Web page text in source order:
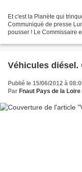
Et c'est la Planète qui
Communiqué de presse
pousser ! Le Commissaire
Véhicules diésel.
Publié le 15/06/2012 à
Par Fnaut Pays de la Loire